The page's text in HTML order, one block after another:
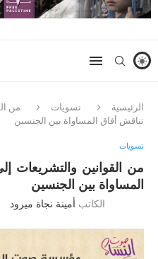
الرئيسية نسويات
من
تناقش أفاق المساواة بين الجنسين
نسويات
من القوانين والتشريعات
المساواة بين الجنسين
الكاتب أمينة نجاة ميرود